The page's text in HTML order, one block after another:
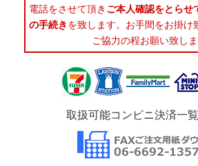
電話をさせて頂き ご本人確認をとらせ
の手続きを致します。お手間をお掛け
ご協力の程お願い致しま
取扱可能コンビニ決済一覧